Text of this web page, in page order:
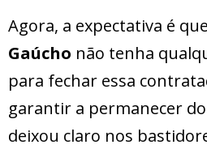
Agora, a expectativa é
Gaúcho não tenha
para fechar essa
garantir a permanecer
deixou claro nos